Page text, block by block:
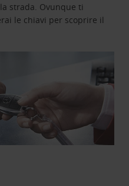
strada. Ovunque ti
le chiavi per scoprire il